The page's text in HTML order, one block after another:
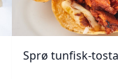
Sprø tunfisk-